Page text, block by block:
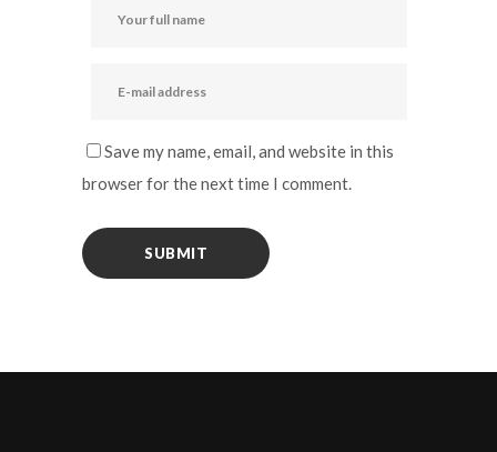
Save my name, email, and website in this
browser for the next time I comment.